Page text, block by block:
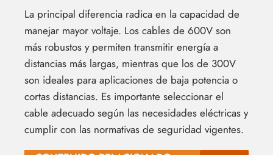
La principal diferencia radica en la capacidad de
manejar mayor voltaje. Los cables de 600V son
más robustos y permiten transmitir energía a
distancias más largas, mientras que los de 300V
son ideales para aplicaciones de baja potencia o
cortas distancias. Es importante seleccionar el
cable adecuado según las necesidades eléctricas y
cumplir con las normativas de seguridad vigentes.